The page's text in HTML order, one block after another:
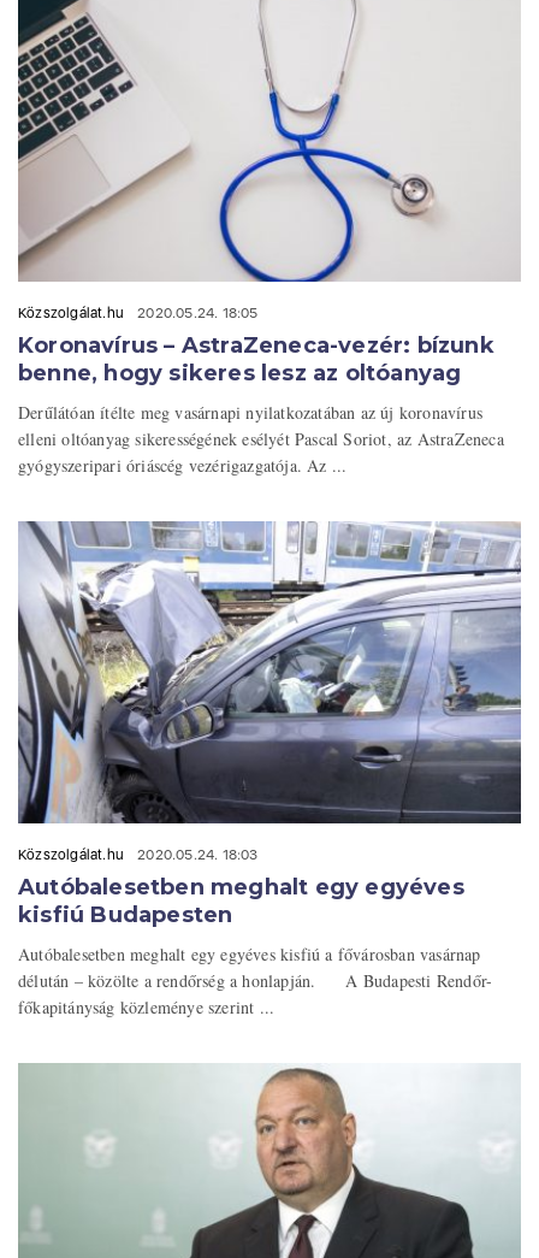
Közszolgálat.hu 2020.05.24. 18:05
Koronavírus – AstraZeneca-vezér: bízunk
benne, hogy sikeres lesz az oltóanyag
Derűlátóan ítélte meg vasárnapi nyilatkozatában az új koronavírus
elleni oltóanyag sikerességének esélyét Pascal Soriot, az AstraZeneca
gyógyszeripari óriáscég vezérigazgatója. Az ...
Közszolgálat.hu 2020.05.24. 18:03
Autóbalesetben meghalt egy egyéves
kisfiú Budapesten
Autóbalesetben meghalt egy egyéves kisfiú a fővárosban vasárnap
délután – közölte a rendőrség a honlapján. A Budapesti Rendőr-
főkapitányság közleménye szerint ...